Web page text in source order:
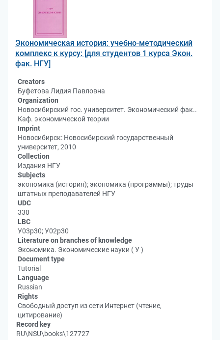
Экономическая история: учебно-методический
комплекс к курсу: [для студентов 1 курса Экон.
фак. НГУ]
Creators
Буфетова Лидия Павловна
Organization
Новосибирский гос. университет. Экономический фак..
Каф. экономической теории
Imprint
Новосибирск: Новосибирский государственный
университет, 2010
Collection
Издания НГУ
Subjects
экономика (история); экономика (программы); труды
штатных преподавателей НГУ
UDC
330
LBC
У03р30; У02р30
Literature on branches of knowledge
Экономика. Экономические науки ( У )
Document type
Tutorial
Language
Russian
Rights
Свободный доступ из сети Интернет (чтение,
цитирование)
Record key
RU\NSU\books\127727